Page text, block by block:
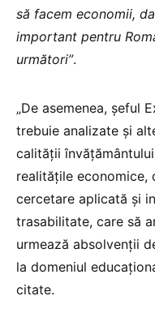
să facem economii,
important pentru
următori”.
„De asemenea, șeful
trebuie analizate și
calității
realitățile
cercetare aplicată și
trasabilitate, care să
urmează absolvenții
la domeniul
citate.